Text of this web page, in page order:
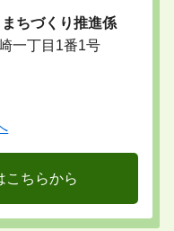
ちづくり推進係
一丁目1番1号
こちらから